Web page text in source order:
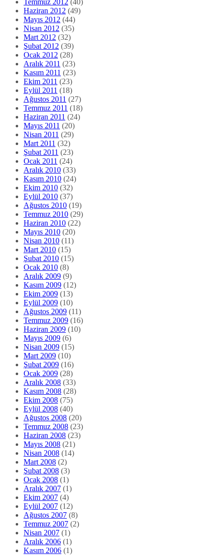
Haziran 2012 (49)
Mayıs 2012 (44)
Nisan 2012 (35)
Mart 2012 (32)
Şubat 2012 (39)
Ocak 2012 (28)
Aralık 2011 (23)
Kasım 2011 (23)
Ekim 2011 (23)
Eylül 2011 (18)
Ağustos 2011 (27)
Temmuz 2011 (18)
Haziran 2011 (24)
Mayıs 2011 (20)
Nisan 2011 (29)
Mart 2011 (32)
Şubat 2011 (23)
Ocak 2011 (24)
Aralık 2010 (33)
Kasım 2010 (24)
Ekim 2010 (32)
Eylül 2010 (37)
Ağustos 2010 (19)
Temmuz 2010 (29)
Haziran 2010 (22)
Mayıs 2010 (20)
Nisan 2010 (11)
Mart 2010 (15)
Şubat 2010 (15)
Ocak 2010 (8)
Aralık 2009 (9)
Kasım 2009 (12)
Ekim 2009 (13)
Eylül 2009 (10)
Ağustos 2009 (11)
Temmuz 2009 (16)
Haziran 2009 (10)
Mayıs 2009 (6)
Nisan 2009 (15)
Mart 2009 (10)
Şubat 2009 (16)
Ocak 2009 (28)
Aralık 2008 (33)
Kasım 2008 (28)
Ekim 2008 (75)
Eylül 2008 (40)
Ağustos 2008 (20)
Temmuz 2008 (23)
Haziran 2008 (23)
Mayıs 2008 (21)
Nisan 2008 (14)
Mart 2008 (2)
Şubat 2008 (3)
Ocak 2008 (1)
Aralık 2007 (1)
Ekim 2007 (4)
Eylül 2007 (12)
Ağustos 2007 (8)
Temmuz 2007 (2)
Nisan 2007 (1)
Aralık 2006 (1)
Kasım 2006 (1)